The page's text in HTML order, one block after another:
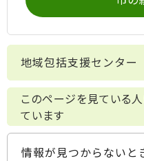
地域包括支援センター
このページを見ている
ています
情報が見つからないと